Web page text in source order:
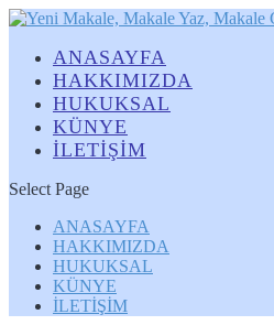
ANASAYFA
HAKKIMIZDA
HUKUKSAL
KÜNYE
İLETİŞİM
Select Page
ANASAYFA
HAKKIMIZDA
HUKUKSAL
KÜNYE
İLETİŞİM